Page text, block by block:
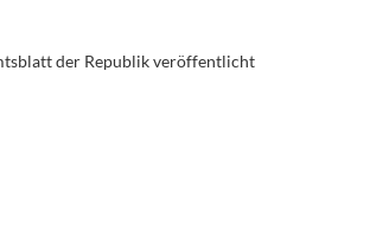
der Republik veröffentlicht